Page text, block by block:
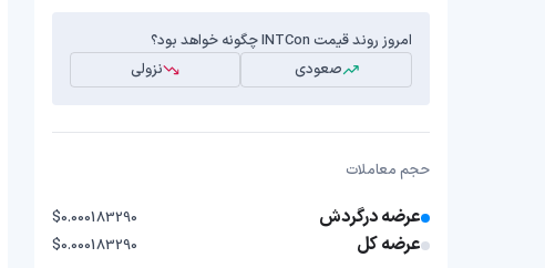
امروز روند قیمت INTCon چگونه خواهد بود؟
صعودی
نزولی
حجم معاملات
عرضه درگردش $0.000183290
عرضه کل $0.000183290